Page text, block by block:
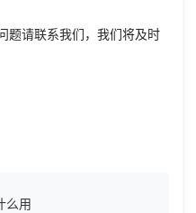
题请联系我们，我们将及时
么用